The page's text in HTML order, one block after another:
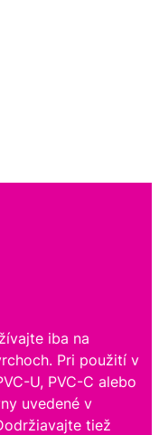
iba na
Pri použití v
U, PVC-C alebo
uvedené v
tiež